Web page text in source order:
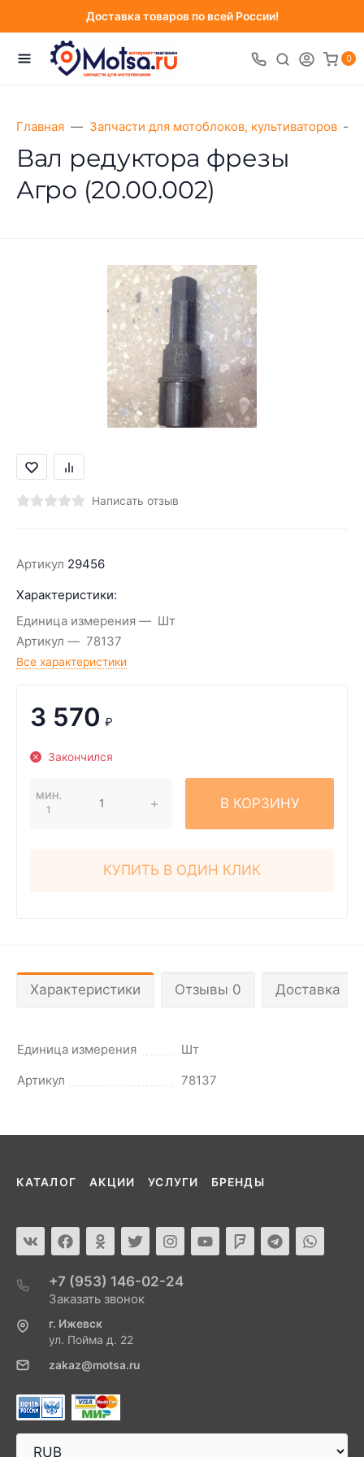
Доставка товаров по всей России!
0
Главная Запчасти для мотоблоков, культиваторов
Вал редуктора фрезы
Агро (20.00.002)
Написать отзыв
Артикул 29456
Характеристики:
Единица измерения
Шт
Артикул
78137
Все характеристики
3 570 ₽
Закончился
МИН.
1
В КОРЗИНУ
КУПИТЬ В ОДИН КЛИК
Характеристики Отзывы 0 Доставка
Единица измерения
Шт
Артикул
78137
КАТАЛОГ АКЦИИ УСЛУГИ БРЕНДЫ
+7 (953) 146-02-24
Заказать звонок
г. Ижевск
ул. Пойма д. 22
zakaz@motsa.ru